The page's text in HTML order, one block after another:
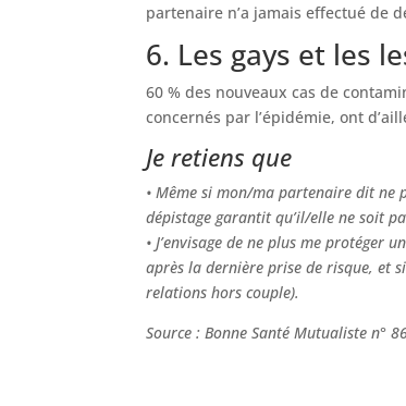
partenaire n’a jamais effectué de
6. Les gays et les
60 % des nouveaux cas de
concernés par l’épidémie, ont
Je retiens que
• Même si mon/ma partenaire dit ne
dépistage garantit qu’il/elle ne soit
• J’envisage de ne plus me
après la dernière prise de risque, et
relations hors couple).
Source : Bonne Santé Mutualiste n°